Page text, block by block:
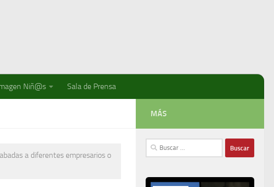
Niñ@s Sala de Prensa
a diferentes empresarios o
MÁS
Buscar: